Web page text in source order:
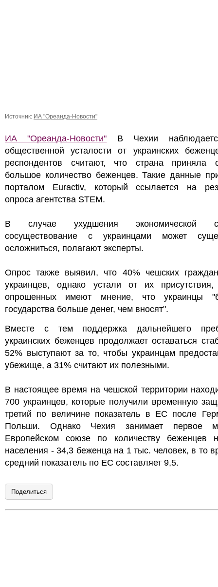
Источник: ИА "Ореанда-Новости"
ИА "Ореанда-Новости" В Чехии
общественной усталости от украинских
респондентов считают, что страна приняла
большое количество беженцев. Такие данные
порталом Euractiv, который ссылается на
опроса агентства STEM.
В случае ухудшения экономической
сосуществование с украинцами может
осложниться, полагают эксперты.
Опрос также выявил, что 40% чешских
украинцев, однако устали от их
опрошенных имеют мнение, что украинцы
государства больше денег, чем вносят".
Вместе с тем поддержка дальнейшего
украинских беженцев продолжает оставаться
52% выступают за то, чтобы украинцам
убежище, а 31% считают их полезными.
В настоящее время на чешской территории
700 украинцев, которые получили временную
третий по величине показатель в ЕС после
Польши. Однако Чехия занимает первое
Европейском союзе по количеству беженцев
населения - 34,3 беженца на 1 тыс. человек, в то
средний показатель по ЕС составляет 9,5.
Поделиться